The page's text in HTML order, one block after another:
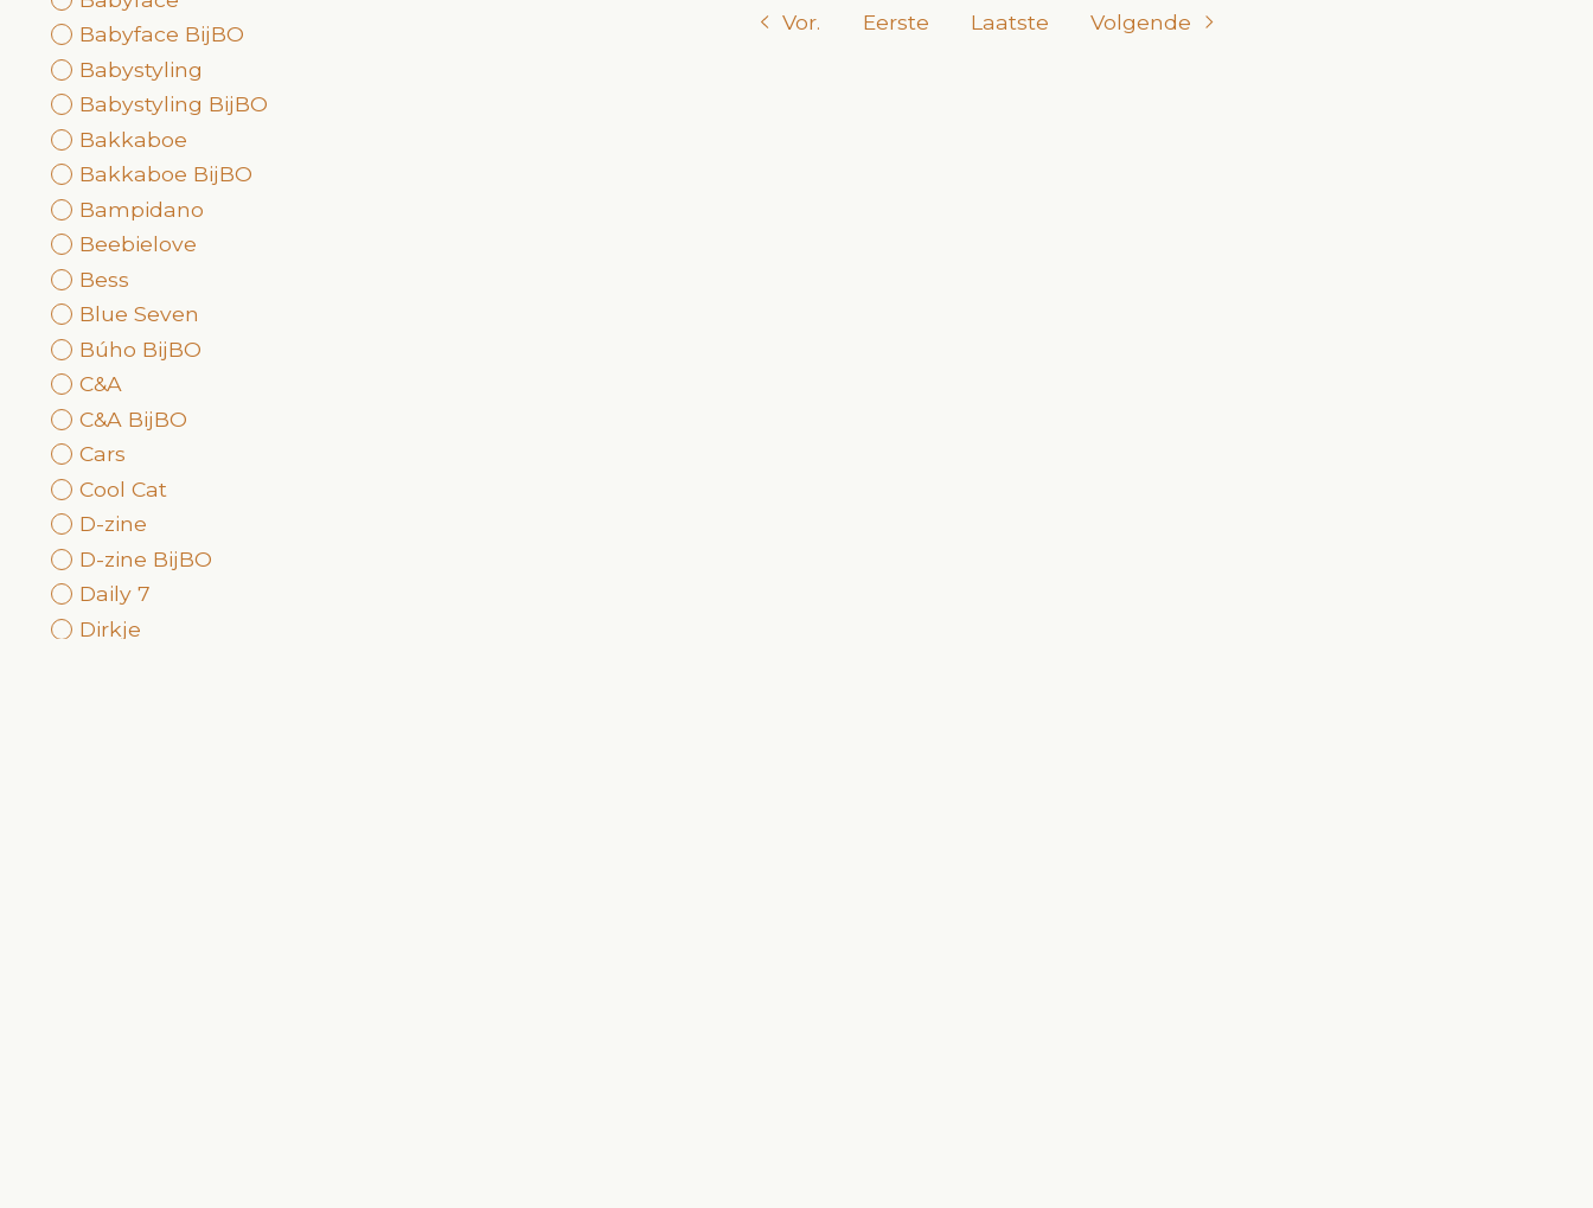
Babyface BijBO
Babystyling
Babystyling BijBO
Bakkaboe
Bakkaboe BijBO
Bampidano
Beebielove
Bess
Blue Seven
Búho BijBO
C&A
C&A BijBO
Cars
Cool Cat
D-zine
D-zine BijBO
Daily 7
Dirkje
Vor. Eerste Laatste Volgende